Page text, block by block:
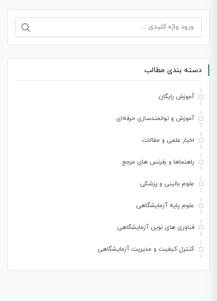
جستجو
برای:
دسته بندی مطالب
آموزش رایگان
آموزش و توانمندسازی حرفه‌ای
اخبار علمی و مقالات
راهنماها و رفرنس های مرجع
علوم بالینی و پزشکی
علوم پایه آزمایشگاهی
فناوری های نوین آزمایشگاهی
کنترل کیفیت و مدیریت آزمایشگاهی